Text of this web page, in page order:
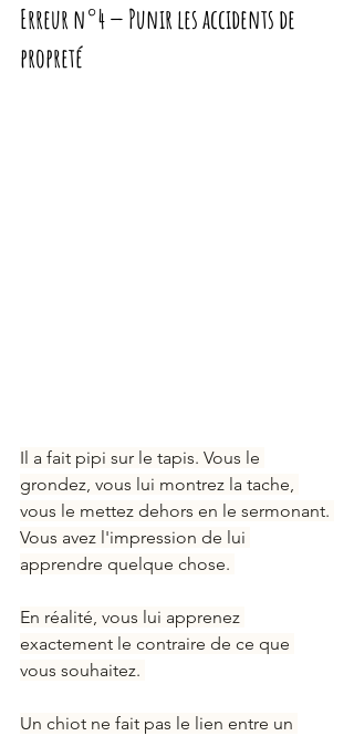
Erreur n°4 — Punir les accidents de
propreté
Il a fait pipi sur le tapis. Vous le
grondez, vous lui montrez la tache,
vous le mettez dehors en le sermonant.
Vous avez l'impression de lui
apprendre quelque chose.
En réalité, vous lui apprenez
exactement le contraire de ce que
vous souhaitez.
Un chiot ne fait pas le lien entre un